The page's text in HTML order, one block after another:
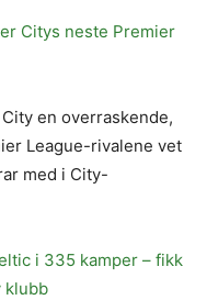
Citys neste Premier
en overraskende,
League-rivalene vet
med i City-
i 335 kamper – fikk
klubb